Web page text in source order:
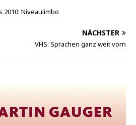
2010: Niveaulimbo
NÄCHSTER
VHS: Sprachen ganz weit vorn